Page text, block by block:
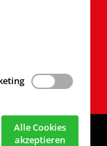
Alle Cookies
akzeptieren